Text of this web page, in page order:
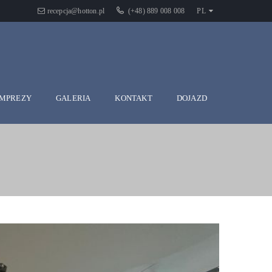
recepcja@hotton.pl (+48) 889 008 008 PL
GALERIA KONTAKT DOJAZD